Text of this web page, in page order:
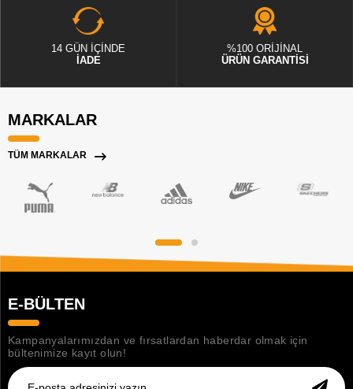
14 GÜN İÇİNDE
İADE
%100 ORİJİNAL
ÜRÜN GARANTİSİ
MARKALAR
TÜM MARKALAR
E-BÜLTEN
Kampanyalarımızdan ve fırsatlardan haberdar olmak için
bültenimize kayıt olun!